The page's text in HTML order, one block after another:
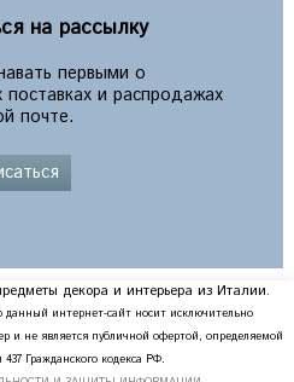
на рассылку
первыми о
и распродажах
почте.
декора и интерьера из Италии.
интернет-сайт носит исключительно
и не является публичной офертой, определяемой
Гражданского кодекса РФ.